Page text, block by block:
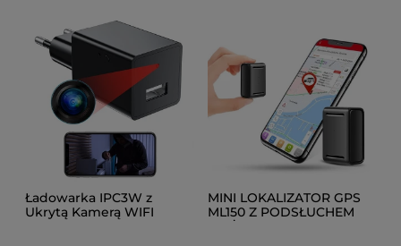
Ładowarka IPC3W z
Ukrytą Kamerą WIFI
MINI LOKALIZATOR GPS
ML150 Z PODSŁUCHEM